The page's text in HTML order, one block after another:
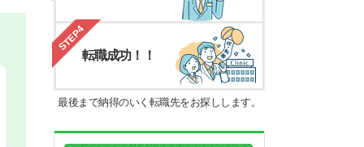
STEP4
転職成功！！
最後まで納得のいく転職先をお探しします。